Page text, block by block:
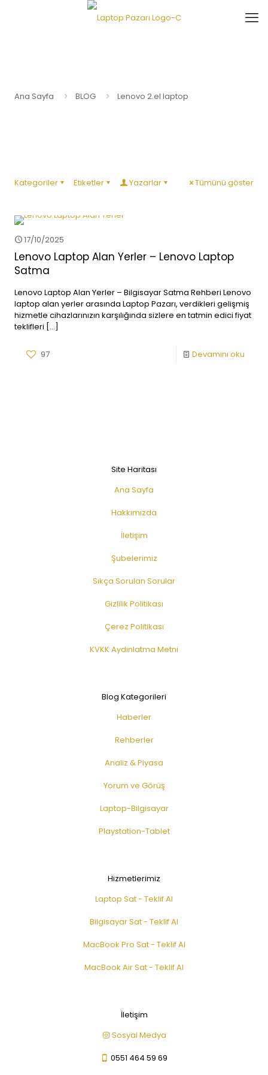
Ana Sayfa BLOG Lenovo 2.el laptop
Kategoriler Etiketler Yazarlar Tümünü göster
17/10/2025
Lenovo Laptop Alan Yerler – Lenovo Laptop
Satma
Lenovo Laptop Alan Yerler – Bilgisayar Satma Rehberi Lenovo
laptop alan yerler arasında Laptop Pazarı, verdikleri gelişmiş
hizmetle cihazlarınızın karşılığında sizlere en tatmin edici fiyat
teklifleri […]
97 Devamını oku
Site Haritası
Ana Sayfa
Hakkımızda
İletişim
Şubelerimiz
Sıkça Sorulan Sorular
Gizlilik Politikası
Çerez Politikası
KVKK Aydınlatma Metni
Blog Kategorileri
Haberler
Rehberler
Analiz & Piyasa
Yorum ve Görüş
Laptop-Bilgisayar
Playstation-Tablet
Hizmetlerimiz
Laptop Sat - Teklif Al
Bilgisayar Sat - Teklif Al
MacBook Pro Sat - Teklif Al
MacBook Air Sat - Teklif Al
İletişim
Sosyal Medya
0551 464 59 69